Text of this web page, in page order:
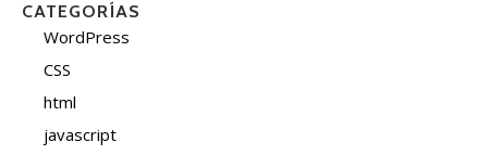
CATEGORÍAS
WordPress
CSS
html
javascript